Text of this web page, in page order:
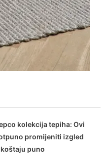
kolekcija tepiha: Ovi
promijeniti izgled
puno